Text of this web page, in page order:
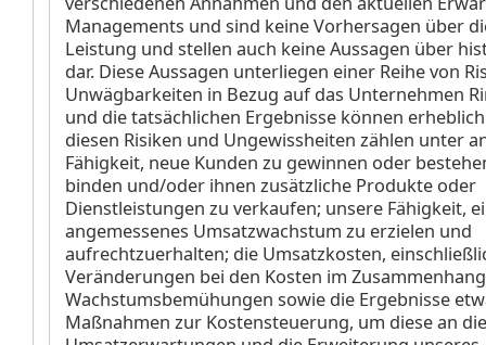
Managements und sind keine Vorhersagen über
Leistung und stellen auch keine Aussagen über
dar. Diese Aussagen unterliegen einer Reihe von
Unwägbarkeiten in Bezug auf das Unternehmen
und die tatsächlichen Ergebnisse können
diesen Risiken und Ungewissheiten zählen unter
Fähigkeit, neue Kunden zu gewinnen oder
binden und/oder ihnen zusätzliche Produkte oder
Dienstleistungen zu verkaufen; unsere Fähigkeit,
angemessenes Umsatzwachstum zu erzielen und
aufrechtzuerhalten; die Umsatzkosten,
Veränderungen bei den Kosten im
Wachstumsbemühungen sowie die Ergebnisse
Maßnahmen zur Kostensteuerung, um diese an